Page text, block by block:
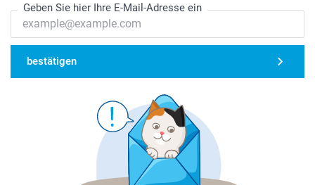
Geben Sie hier Ihre E-Mail-Adresse ein
bestätigen